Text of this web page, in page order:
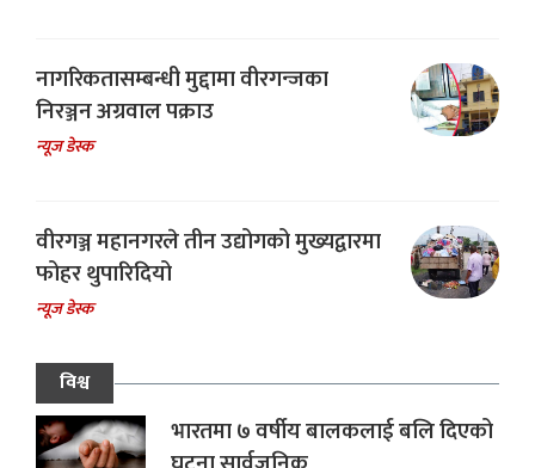
नागरिकतासम्बन्धी मुद्दामा वीरगन्जका
निरञ्जन अग्रवाल पक्राउ
न्यूज डेस्क
वीरगञ्ज महानगरले तीन उद्योगको मुख्यद्वारमा
फोहर थुपारिदियो
न्यूज डेस्क
विश्व
भारतमा ७ वर्षीय बालकलाई बलि दिएको